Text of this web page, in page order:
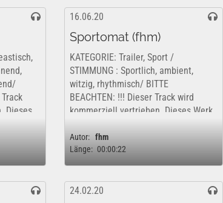
Dieses
16.06.20
Sportomat (fhm)
KATEGORIE: Trailer, Sport /
STIMMUNG : Sportlich, ambient,
witzig, rhythmisch/ BITTE
BEACHTEN: !!! Dieser Track wird
kommerziell vertrieben. Dieses Werk
rechtlich für eine rein private,...
Autor: fhm
Länge: 00:00:22
24.02.20